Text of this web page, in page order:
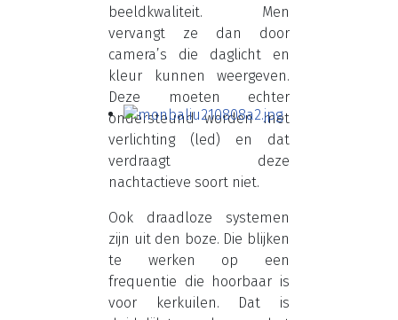
beeldkwaliteit. Men
vervangt ze dan door
camera’s die daglicht en
kleur kunnen weergeven.
Deze moeten echter
ondersteund worden met
verlichting (led) en dat
verdraagt deze
nachtactieve soort niet.
Ook draadloze systemen
zijn uit den boze. Die blijken
te werken op een
frequentie die hoorbaar is
voor kerkuilen. Dat is